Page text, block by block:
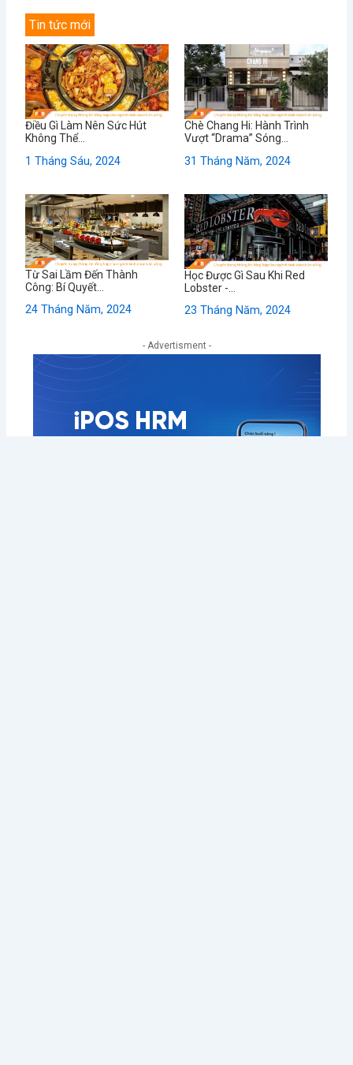
Tin tức mới
Điều Gì Làm Nên Sức Hút
Không Thể...
1 Tháng Sáu, 2024
Chè Chang Hi: Hành Trình
Vượt “Drama” Sóng...
31 Tháng Năm, 2024
Từ Sai Lầm Đến Thành
Công: Bí Quyết...
24 Tháng Năm, 2024
Học Được Gì Sau Khi Red
Lobster -...
23 Tháng Năm, 2024
- Advertisment -